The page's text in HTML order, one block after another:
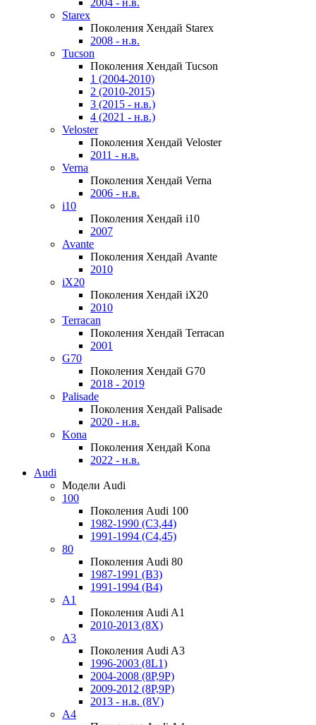
2004 - н.в.
Starex
Поколения Хендай Starex
2008 - н.в.
Tucson
Поколения Хендай Tucson
1 (2004-2010)
2 (2010-2015)
3 (2015 - н.в.)
4 (2021 - н.в.)
Veloster
Поколения Хендай Veloster
2011 - н.в.
Verna
Поколения Хендай Verna
2006 - н.в.
i10
Поколения Хендай i10
2007
Avante
Поколения Хендай Avante
2010
iX20
Поколения Хендай iX20
2010
Terracan
Поколения Хендай Terracan
2001
G70
Поколения Хендай G70
2018 - 2019
Palisade
Поколения Хендай Palisade
2020 - н.в.
Kona
Поколения Хендай Kona
2022 - н.в.
Audi
Модели Audi
100
Поколения Audi 100
1982-1990 (С3,44)
1991-1994 (С4,45)
80
Поколения Audi 80
1987-1991 (B3)
1991-1994 (B4)
A1
Поколения Audi A1
2010-2013 (8X)
A3
Поколения Audi A3
1996-2003 (8L1)
2004-2008 (8P,9P)
2009-2012 (8P,9P)
2013 - н.в. (8V)
A4